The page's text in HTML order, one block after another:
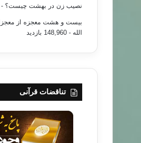
نصیب زن در بهشت چیست؟ - 152,965 بازدید
بیست و هشت معجزه از
الله - 148,960 بازدید
تناقضات قرآنی